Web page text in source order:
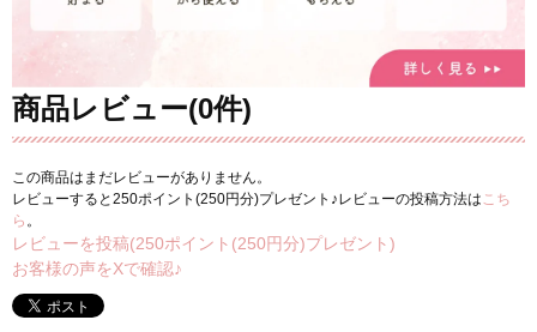
商品レビュー(0件)
この商品はまだレビューがありません。
レビューすると250ポイント(250円分)プレゼント♪レビューの投稿方法は こち
ら 。
レビューを投稿(250ポイント(250円分)プレゼント)
お客様の声をXで確認♪